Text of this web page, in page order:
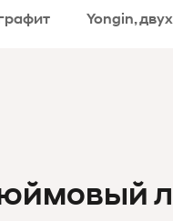
Yongin,